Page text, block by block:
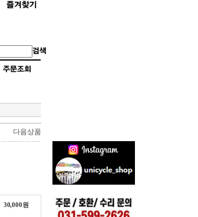
다음상품
30,000원